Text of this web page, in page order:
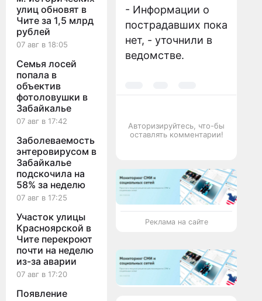
улиц обновят в
Чите за 1,5 млрд
рублей
07 авг в 18:05
Семья лосей
попала в
объектив
фотоловушки в
Забайкалье
07 авг в 17:42
Заболеваемость
энтеровирусом в
Забайкалье
подскочила на
58% за неделю
07 авг в 17:25
Участок улицы
Красноярской в
Чите перекроют
почти на неделю
из-за аварии
07 авг в 17:20
Появление
- Информации о
пострадавших пока
нет, - уточнили в
ведомстве.
Авторизируйтесь, что-бы
оставлять комментарии!
Реклама на сайте